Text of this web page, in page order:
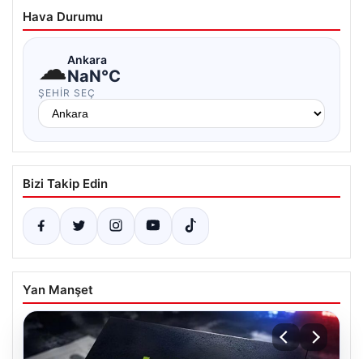
Hava Durumu
☁Ankara
NaN°C
ŞEHIR SEÇ
Bizi Takip Edin
Yan Manşet